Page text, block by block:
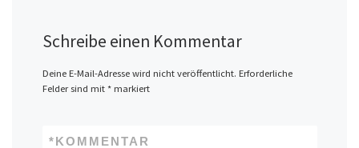
Schreibe einen Kommentar
Deine E-Mail-Adresse wird nicht veröffentlicht. Erforderliche
Felder sind mit *markiert
KOMMENTAR
*